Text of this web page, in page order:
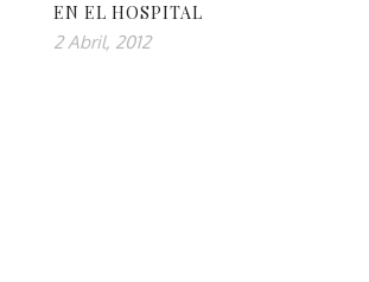
EN EL HOSPITAL
2 Abril, 2012